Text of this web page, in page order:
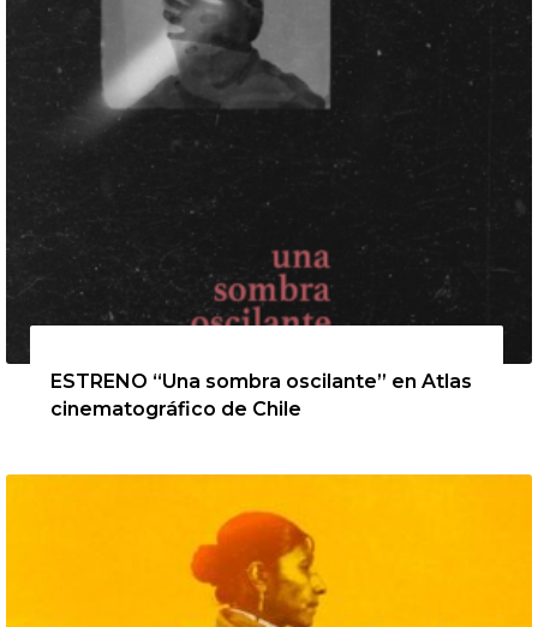
ESTRENO “Una sombra oscilante” en Atlas
cinematográfico de Chile